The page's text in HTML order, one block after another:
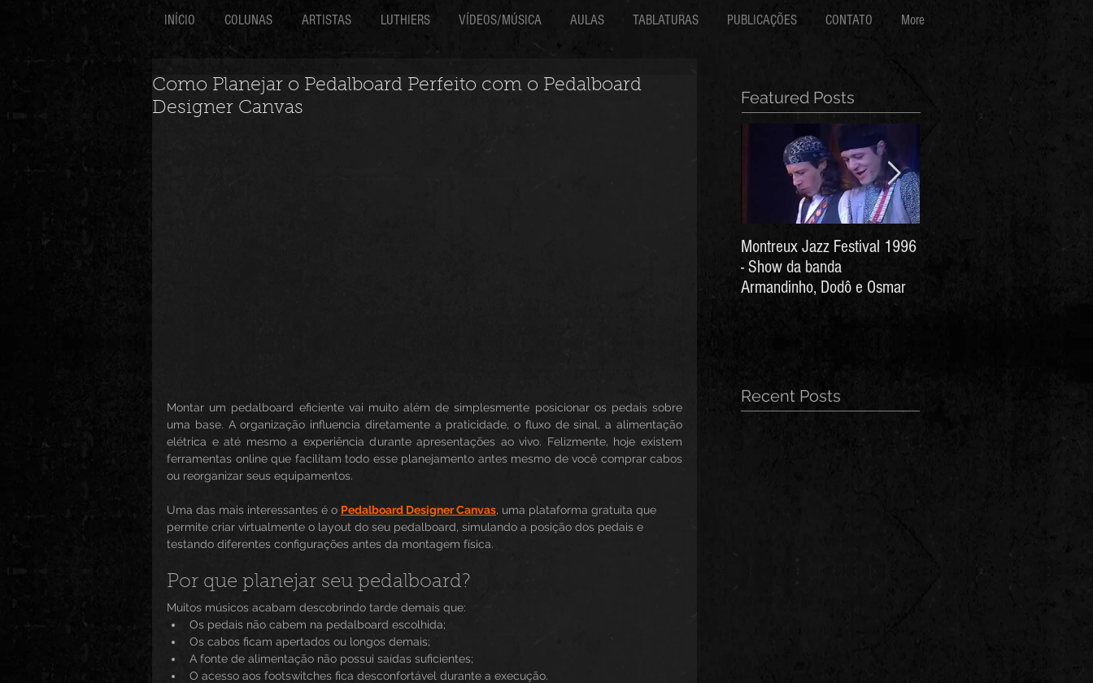
INÍCIO COLUNAS ARTISTAS LUTHIERS VÍDEOS/MÚSICA AULAS TABLATURAS PUBLICAÇÕES CONTATO More
Como Planejar o Pedalboard Perfeito com o Pedalboard
Designer Canvas
Montar um pedalboard eficiente vai muito além de simplesmente posicionar os pedais sobre
uma base. A organização influencia diretamente a praticidade, o fluxo de sinal, a alimentação
elétrica e até mesmo a experiência durante apresentações ao vivo. Felizmente, hoje existem
ferramentas online que facilitam todo esse planejamento antes mesmo de você comprar cabos
ou reorganizar seus equipamentos.
Uma das mais interessantes é o Pedalboard Designer Canvas, uma plataforma gratuita que
permite criar virtualmente o layout do seu pedalboard, simulando a posição dos pedais e
testando diferentes configurações antes da montagem física.
Por que planejar seu pedalboard?
Muitos músicos acabam descobrindo tarde demais que:
Os pedais não cabem na pedalboard escolhida;
Os cabos ficam apertados ou longos demais;
A fonte de alimentação não possui saídas suficientes;
O acesso aos footswitches fica desconfortável durante a execução.
Featured Posts
Montreux Jazz Festival 1996
- Show da banda
Armandinho, Dodô e Osmar
Recent Posts